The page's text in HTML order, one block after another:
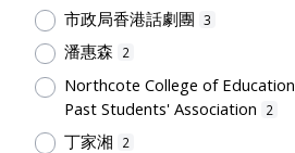
市政局香港話劇團 3
潘惠森 2
Northcote College of Education
Past Students' Association
2
丁家湘 2